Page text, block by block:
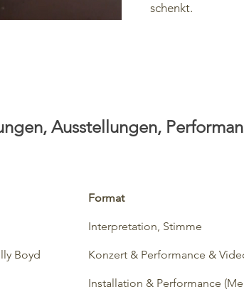
schenkt.
Ausstellungen,
Boyd
Format
Interpretation, Stimme
Konzert & Performance &
Installation & Performance